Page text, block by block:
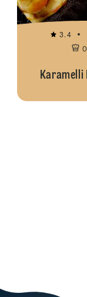
3.4
Karamelli